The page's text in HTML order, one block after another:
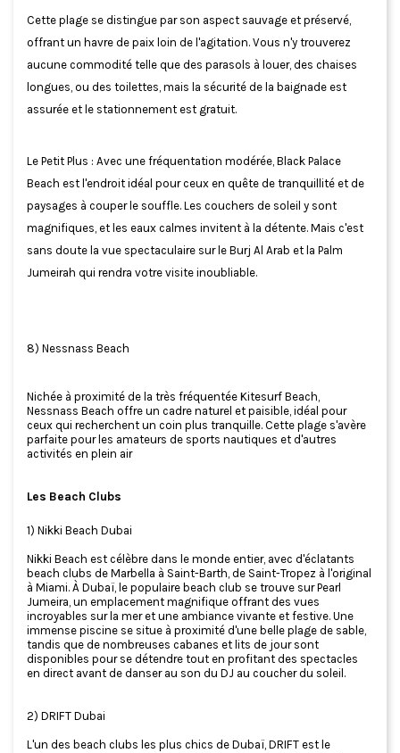
Cette plage se distingue par son aspect sauvage et préservé,
offrant un havre de paix loin de l'agitation. Vous n'y trouverez
aucune commodité telle que des parasols à louer, des chaises
longues, ou des toilettes, mais la sécurité de la baignade est
assurée et le stationnement est gratuit.
Le Petit Plus : Avec une fréquentation modérée, Black Palace
Beach est l'endroit idéal pour ceux en quête de tranquillité et de
paysages à couper le souffle. Les couchers de soleil y sont
magnifiques, et les eaux calmes invitent à la détente. Mais c'est
sans doute la vue spectaculaire sur le Burj Al Arab et la Palm
Jumeirah qui rendra votre visite inoubliable.
8) Nessnass Beach
Nichée à proximité de la très fréquentée Kitesurf Beach,
Nessnass Beach offre un cadre naturel et paisible, idéal pour
ceux qui recherchent un coin plus tranquille. Cette plage s'avère
parfaite pour les amateurs de sports nautiques et d'autres
activités en plein air
Les Beach Clubs
1) Nikki Beach Dubai
Nikki Beach est célèbre dans le monde entier, avec d'éclatants
beach clubs de Marbella à Saint-Barth, de Saint-Tropez à l'original
à Miami. À Dubaï, le populaire beach club se trouve sur Pearl
Jumeira, un emplacement magnifique offrant des vues
incroyables sur la mer et une ambiance vivante et festive. Une
immense piscine se situe à proximité d'une belle plage de sable,
tandis que de nombreuses cabanes et lits de jour sont
disponibles pour se détendre tout en profitant des spectacles
en direct avant de danser au son du DJ au coucher du soleil.
2) DRIFT Dubai
L'un des beach clubs les plus chics de Dubaï, DRIFT est le